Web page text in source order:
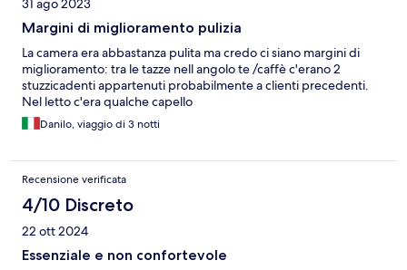
31 ago 2023
Margini di miglioramento pulizia
La camera era abbastanza pulita ma credo ci siano margini di
miglioramento: tra le tazze nell angolo te /caffè c'erano 2
stuzzicadenti appartenuti probabilmente a clienti precedenti.
Nel letto c'era qualche capello
Danilo, viaggio di 3 notti
Recensione verificata
4/10 Discreto
22 ott 2024
Essenziale e non confortevole